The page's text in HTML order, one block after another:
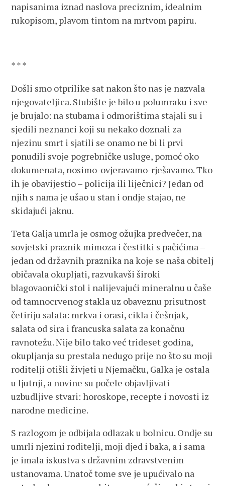
napisanima iznad naslova preciznim, idealnim
rukopisom, plavom tintom na mrtvom papiru.
* * *
Došli smo otprilike sat nakon što nas je nazvala
njegovateljica. Stubište je bilo u polumraku i sve
je brujalo: na stubama i odmorištima stajali su i
sjedili neznanci koji su nekako doznali za
njezinu smrt i sjatili se onamo ne bi li prvi
ponudili svoje pogrebničke usluge, pomoć oko
dokumenata, nosimo-ovjeravamo-rješavamo. Tko
ih je obavijestio – policija ili liječnici? Jedan od
njih s nama je ušao u stan i ondje stajao, ne
skidajući jaknu.
Teta Galja umrla je osmog ožujka predvečer, na
sovjetski praznik mimoza i čestitki s pačićima –
jedan od državnih praznika na koje se naša obitelj
običavala okupljati, razvukavši široki
blagovaonički stol i nalijevajući mineralnu u čaše
od tamnocrvenog stakla uz obaveznu prisutnost
četiriju salata: mrkva i orasi, cikla i češnjak,
salata od sira i francuska salata za konačnu
ravnotežu. Nije bilo tako već trideset godina,
okupljanja su prestala nedugo prije no što su moji
roditelji otišli živjeti u Njemačku, Galka je ostala
u ljutnji, a novine su počele objavljivati
uzbudljive stvari: horoskope, recepte i novosti iz
narodne medicine.
S razlogom je odbijala odlazak u bolnicu. Ondje su
umrli njezini roditelji, moji djed i baka, a i sama
je imala iskustva s državnim zdravstvenim
ustanovama. Unatoč tome sve je upućivalo na